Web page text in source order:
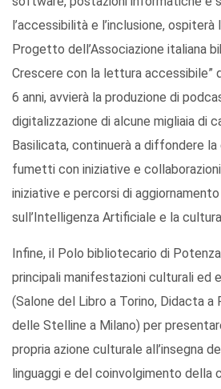
l’accessibilità e l’inclusione,
Progetto dell’Associazione italiana
Crescere con la lettura accessibile”
6 anni, avvierà la produzione di
digitalizzazione di alcune migliaia di
Basilicata, continuerà a diffondere
fumetti con iniziative e
iniziative e percorsi di
sull’Intelligenza Artificiale e la
Infine, il Polo bibliotecario di
principali manifestazioni culturali ed
(Salone del Libro a Torino, Didacta a
delle Stelline a Milano) per
propria azione culturale all’insegna
linguaggi e del coinvolgimento della